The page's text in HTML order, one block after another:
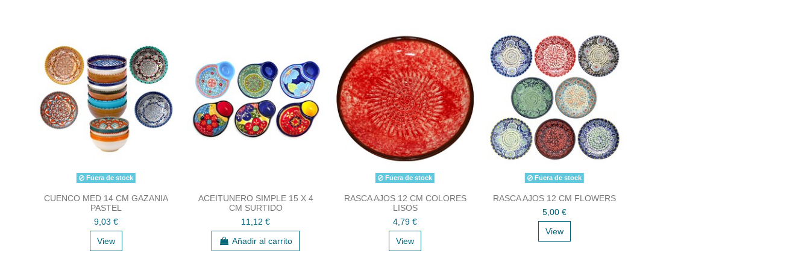
Fuera de stock
CUENCO MED 14 CM GAZANIA
PASTEL
9,03 €
View
ACEITUNERO SIMPLE 15 X 4
CM SURTIDO
11,12 €
Añadir al carrito
Fuera de stock
RASCA AJOS 12 CM COLORES
LISOS
4,79 €
View
Fuera de stock
RASCA AJOS 12 CM FLOWERS
5,00 €
View